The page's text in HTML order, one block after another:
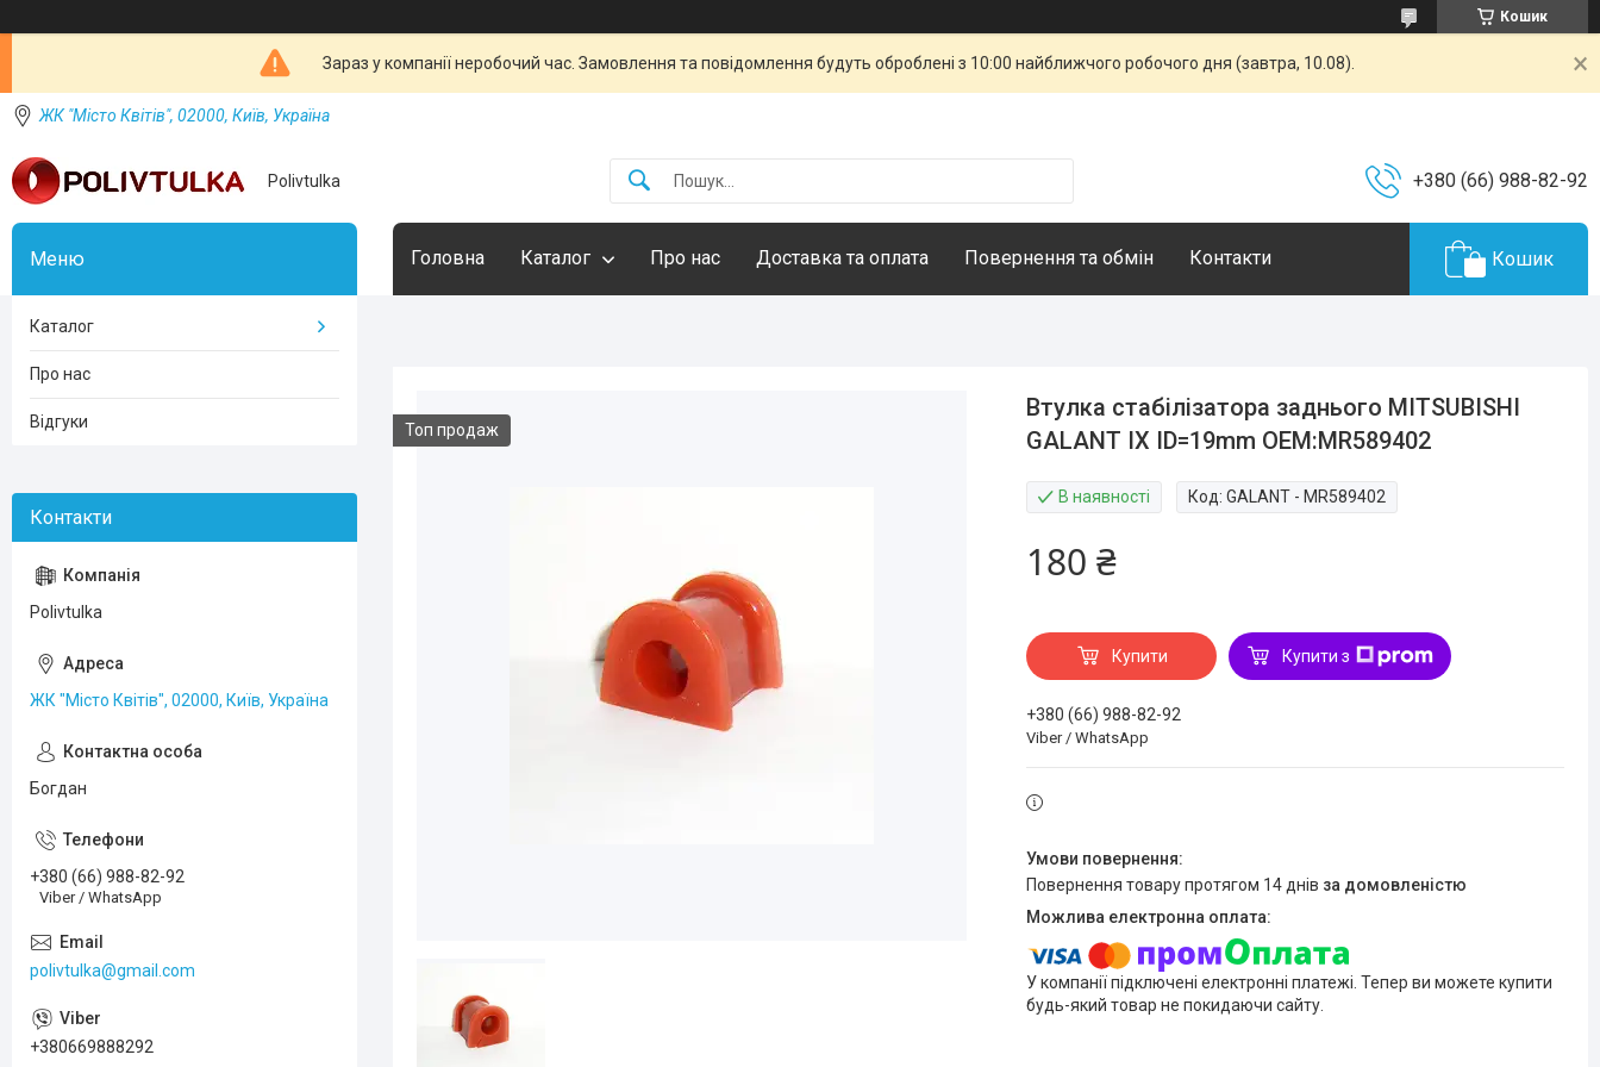
Кошик
Зараз у компанії неробочий час. Замовлення та повідомлення будуть оброблені з 10:00 найближчого робочого дня (завтра, 10.08).
ЖК "Місто Квітів", 02000, Київ, Україна
Polivtulka +380 (66) 988-82-92
Головна Каталог Про нас Доставка та оплата Повернення та обмін Контакти Кошик
Топ продаж
Втулка стабілізатора заднього MITSUBISHI
GALANT IX ID=19mm OEM:MR589402
В наявності Код:GALANT - MR589402
180 ₴
Купити Купити з
+380 (66) 988-82-92
Viber / WhatsApp
повернення товару протягом 14 днів за домовленістю
У компанії підключені електронні платежі. Тепер ви можете купити
будь-який товар не покидаючи сайту.
Каталог
Про нас
Відгуки
Polivtulka
ЖК "Місто Квітів", 02000, Київ, Україна
Богдан
+380 (66) 988-82-92
Viber / WhatsApp
polivtulka@gmail.com
+380669888292